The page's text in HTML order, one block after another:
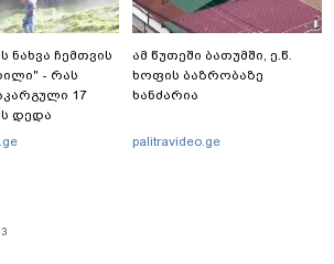
ნახვა ჩემთვის
- რას
17
დედა
სადაც
ამ წუთეში ბათუმში, ე.წ.
ხოფის ბაზრობაზე
ხანძარია
palitravideo.ge